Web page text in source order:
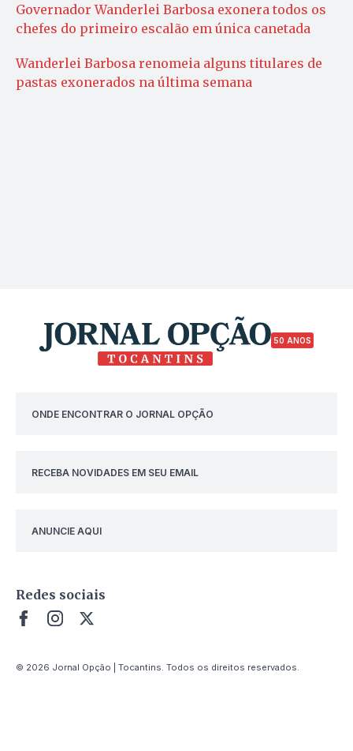
Governador Wanderlei Barbosa exonera todos os
chefes do primeiro escalão em única canetada
Wanderlei Barbosa renomeia alguns titulares de
pastas exonerados na última semana
50 ANOS
ONDE ENCONTRAR O JORNAL OPÇÃO
RECEBA NOVIDADES EM SEU EMAIL
ANUNCIE AQUI
Redes sociais
© 2026 Jornal Opção | Tocantins. Todos os direitos reservados.